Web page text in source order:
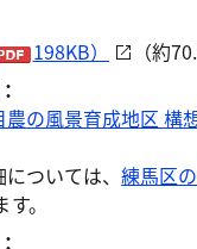
198KB）
（約
の風景育成地区 構
ついては、練馬区
。